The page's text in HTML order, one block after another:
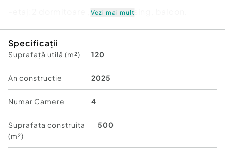
-etaj:2 dormitoare , baie, dressing, balcon.
Pentru mai multe detalii si stabilirea unei vizionari
nu ezitati sa ma contactati, la numarul de telefon
0733268469.
La cheie se vinde la pretul de 180.000 euro.
Număr Băi:2
Curent
Vezi mai mult
Specificații
Suprafață utilă (m²) 120
An constructie 2025
Numar Camere 4
Suprafata construita
(m²)
500